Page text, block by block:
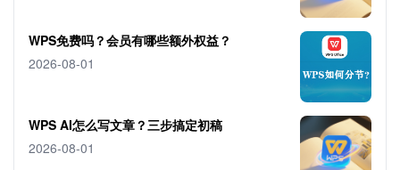
WPS免费吗？会员有哪些额外权益？
2026-08-01
WPS AI怎么写文章？三步搞定初稿
2026-08-01